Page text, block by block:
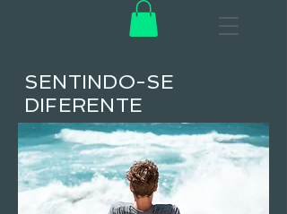
SENTINDO-SE
DIFERENTE